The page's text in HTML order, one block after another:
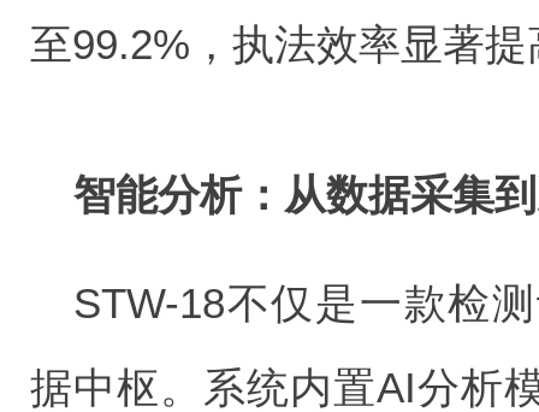
至99.2%，执法效率显著提
智能分析：从数据采集
STW-18不仅是一款检
据中枢。系统内置AI分析